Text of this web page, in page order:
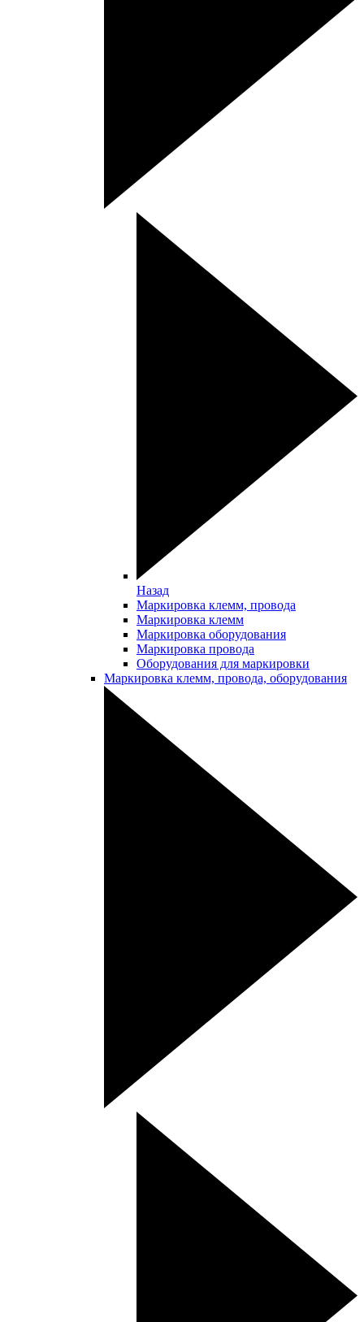
Назад
Маркировка клемм, провода
Маркировка клемм
Маркировка оборудования
Маркировка провода
Оборудования для маркировки
Маркировка клемм, провода, оборудования